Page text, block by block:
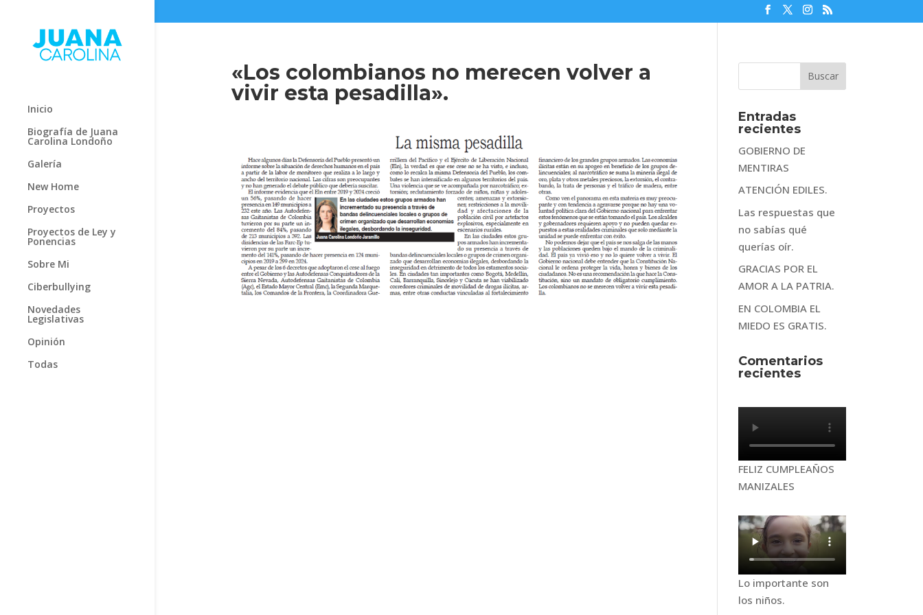
Inicio
Biografía de Juana
Carolina Londoño
Galería
New Home
Proyectos
Proyectos de Ley y
Ponencias
Sobre Mi
Ciberbullying
Novedades
Legislativas
Opinión
Todas
«Los colombianos no merecen volver a
vivir esta pesadilla».
Entradas
recientes
GOBIERNO DE
MENTIRAS
ATENCIÓN EDILES.
Las respuestas que
no sabías qué
querías oír.
GRACIAS POR EL
AMOR A LA PATRIA.
EN COLOMBIA EL
MIEDO ES GRATIS.
Comentarios
recientes
FELIZ CUMPLEAÑOS
MANIZALES
Lo importante son
los niños.